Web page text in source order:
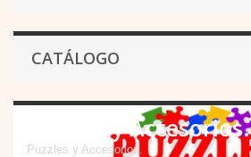
CATÁLOGO
Puzzles y Accesorios.
Puzzles y Accesorios.